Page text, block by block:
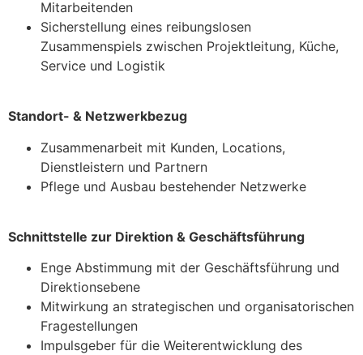
Mitarbeitenden
Sicherstellung eines reibungslosen
Zusammenspiels zwischen Projektleitung, Küche,
Service und Logistik
Standort- & Netzwerkbezug
Zusammenarbeit mit Kunden, Locations,
Dienstleistern und Partnern
Pflege und Ausbau bestehender Netzwerke
Schnittstelle zur Direktion & Geschäftsführung
Enge Abstimmung mit der Geschäftsführung und
Direktionsebene
Mitwirkung an strategischen und organisatorischen
Fragestellungen
Impulsgeber für die Weiterentwicklung des